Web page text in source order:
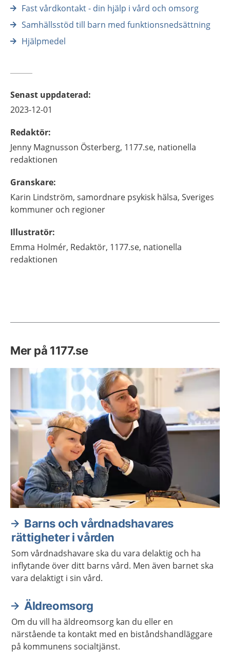
Fast vårdkontakt - din hjälp i vård och omsorg
Samhällsstöd till barn med funktionsnedsättning
Hjälpmedel
Senast uppdaterad:
2023-12-01
Redaktör:
Jenny Magnusson Österberg, 1177.se, nationella
redaktionen
Granskare:
Karin Lindström, samordnare psykisk hälsa, Sveriges
kommuner och regioner
Illustratör:
Emma Holmér, Redaktör, 1177.se, nationella
redaktionen
Mer på 1177.se
Barns och vårdnadshavares
rättigheter i vården
Som vårdnadshavare ska du vara delaktig och ha
inflytande över ditt barns vård. Men även barnet ska
vara delaktigt i sin vård.
Äldreomsorg
Om du vill ha äldreomsorg kan du eller en
närstående ta kontakt med en biståndshandläggare
på kommunens socialtjänst.